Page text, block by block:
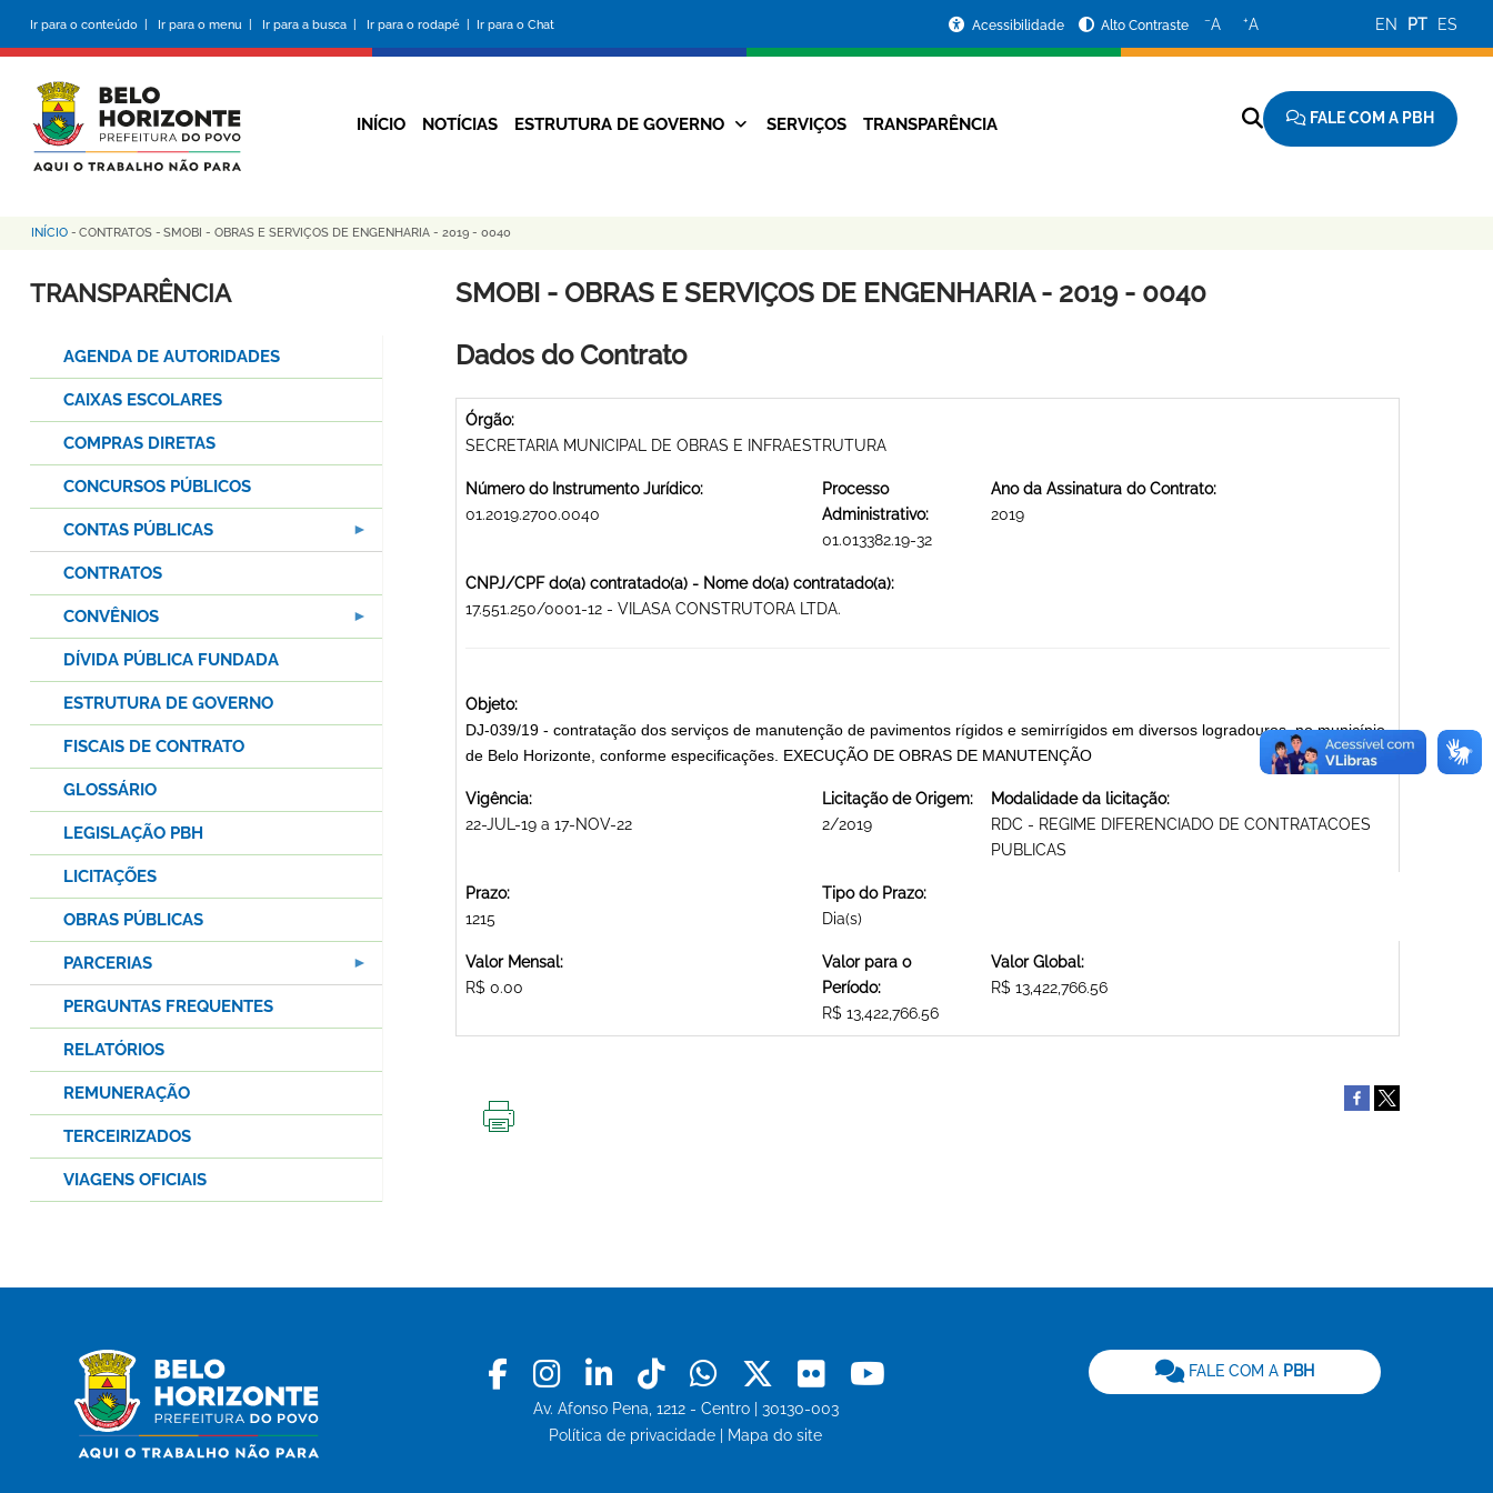
conteúdo
principal
Ir para o conteúdo | Ir para o menu | Ir para a busca | Ir para o rodapé | Ir para o Chat
da
Prefeitura
Acessibilidade Alto Contraste −A +A EN PT ES
Navegação
INÍCIO NOTÍCIAS ESTRUTURA DE GOVERNO SERVIÇOS TRANSPARÊNCIA FALE COM A PBH
Trilha
de
INÍCIO - CONTRATOS - SMOBI - OBRAS E SERVIÇOS DE ENGENHARIA - 2019 - 0040
SMOBI - OBRAS E SERVIÇOS DE ENGENHARIA - 2019 - 0040
Dados do Contrato
Órgão:
SECRETARIA MUNICIPAL DE OBRAS E INFRAESTRUTURA
Número do Instrumento Jurídico:
01.2019.2700.0040
Processo
Administrativo:
01.013382.19-32
Ano da Assinatura do Contrato:
2019
CNPJ/CPF do(a) contratado(a) - Nome do(a) contratado(a):
17.551.250/0001-12 - VILASA CONSTRUTORA LTDA.
Objeto:
DJ-039/19 - contratação dos serviços de manutenção de pavimentos rígidos e semirrígidos em diversos logradouros, no município
de Belo Horizonte, conforme especificações. EXECUÇÃO DE OBRAS DE MANUTENÇÃO
Vigência:
22-JUL-19 a 17-NOV-22
Licitação de Origem:
2/2019
Modalidade da licitação:
RDC - REGIME DIFERENCIADO DE CONTRATACOES
PUBLICAS
Prazo:
1215
Tipo do Prazo:
Dia(s)
Valor Mensal:
R$ 0.00
Valor para o
Período:
R$ 13,422,766.56
Valor Global:
R$ 13,422,766.56
TRANSPARÊNCIA
AGENDA DE AUTORIDADES
CAIXAS ESCOLARES
COMPRAS DIRETAS
CONCURSOS PÚBLICOS
CONTAS PÚBLICAS
CONTRATOS
CONVÊNIOS
DÍVIDA PÚBLICA FUNDADA
ESTRUTURA DE GOVERNO
FISCAIS DE CONTRATO
GLOSSÁRIO
LEGISLAÇÃO PBH
LICITAÇÕES
OBRAS PÚBLICAS
PARCERIAS
PERGUNTAS FREQUENTES
RELATÓRIOS
REMUNERAÇÃO
TERCEIRIZADOS
VIAGENS OFICIAIS
Facebook
Instagram
LinkedinTiktokWhatsapp
X Flickr
Av. Afonso Pena, 1212 - Centro | 30130-003
Política de privacidade
Mapa do site
FALE COM A PBH